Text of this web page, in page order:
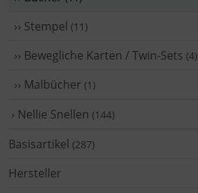
›› Stempel (11)
›› Bewegliche Karten / Twin-Sets (4)
›› Malbücher (1)
› Nellie Snellen (144)
Basisartikel (287)
Hersteller